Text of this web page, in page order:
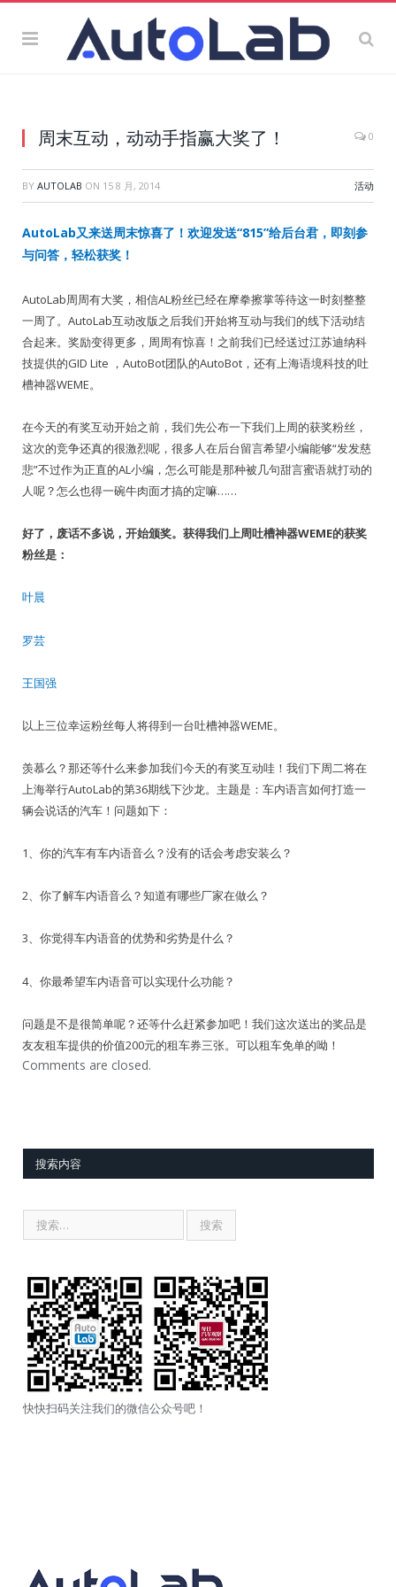
周末互动，动动手指赢大奖了！ 0
BY AUTOLAB ON 15 8 月, 2014 活动
AutoLab又来送周末惊喜了！欢迎发送“815”给后台君，即刻参
与问答，轻松获奖！
AutoLab周周有大奖，相信AL粉丝已经在摩拳擦掌等待这一时刻整整
一周了。AutoLab互动改版之后我们开始将互动与我们的线下活动结
合起来。奖励变得更多，周周有惊喜！之前我们已经送过江苏迪纳科
技提供的GID Lite ，AutoBot团队的AutoBot，还有上海语境科技的吐
槽神器WEME。
在今天的有奖互动开始之前，我们先公布一下我们上周的获奖粉丝，
这次的竞争还真的很激烈呢，很多人在后台留言希望小编能够“发发慈
悲”不过作为正直的AL小编，怎么可能是那种被几句甜言蜜语就打动的
人呢？怎么也得一碗牛肉面才搞的定嘛……
好了，废话不多说，开始颁奖。获得我们上周吐槽神器WEME的获奖
粉丝是：
叶晨
罗芸
王国强
以上三位幸运粉丝每人将得到一台吐槽神器WEME。
羡慕么？那还等什么来参加我们今天的有奖互动哇！我们下周二将在
上海举行AutoLab的第36期线下沙龙。主题是：车内语言如何打造一
辆会说话的汽车！问题如下：
1、你的汽车有车内语音么？没有的话会考虑安装么？
2、你了解车内语音么？知道有哪些厂家在做么？
3、你觉得车内语音的优势和劣势是什么？
4、你最希望车内语音可以实现什么功能？
问题是不是很简单呢？还等什么赶紧参加吧！我们这次送出的奖品是
友友租车提供的价值200元的租车券三张。可以租车免单的呦！
Comments are closed.
搜索内容
快快扫码关注我们的微信公众号吧！